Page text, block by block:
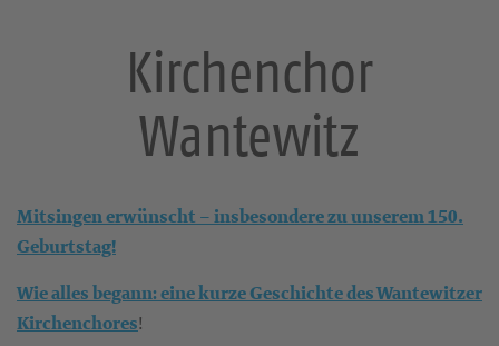
Kirchenchor
Wantewitz
Mitsingen erwünscht – insbesondere zu unserem 150.
Geburtstag!
Wie alles begann: eine kurze Geschichte des Wantewitzer
Kirchenchores!